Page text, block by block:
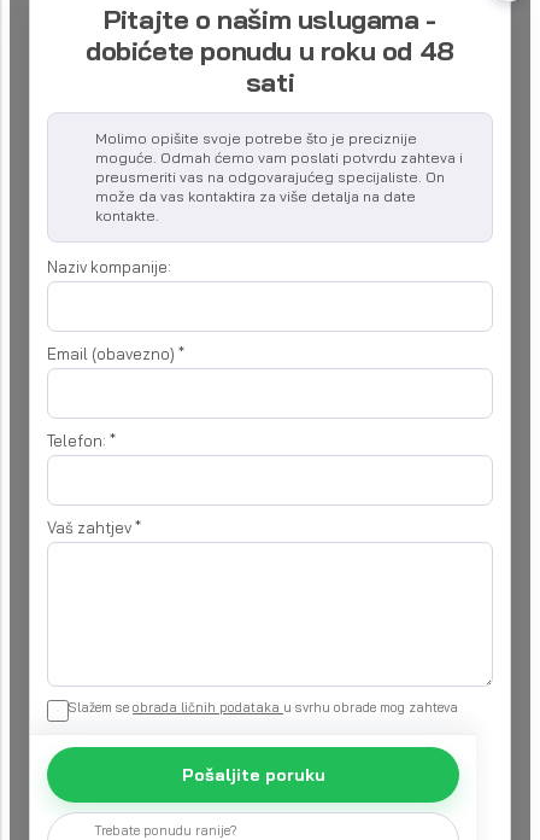
Pitajte o našim uslugama -
dobićete ponudu u roku od 48
sati
Molimo opišite svoje potrebe što je preciznije
moguće. Odmah ćemo vam poslati potvrdu zahteva i
preusmeriti vas na odgovarajućeg specijaliste. On
može da vas kontaktira za više detalja na date
kontakte.
Naziv kompanije:
Email (obavezno) *
Telefon: *
Vaš zahtjev*
Slažem se obrada ličnih podataka u svrhu obrade mog zahteva
Pošaljite poruku
Trebate ponudu ranije?